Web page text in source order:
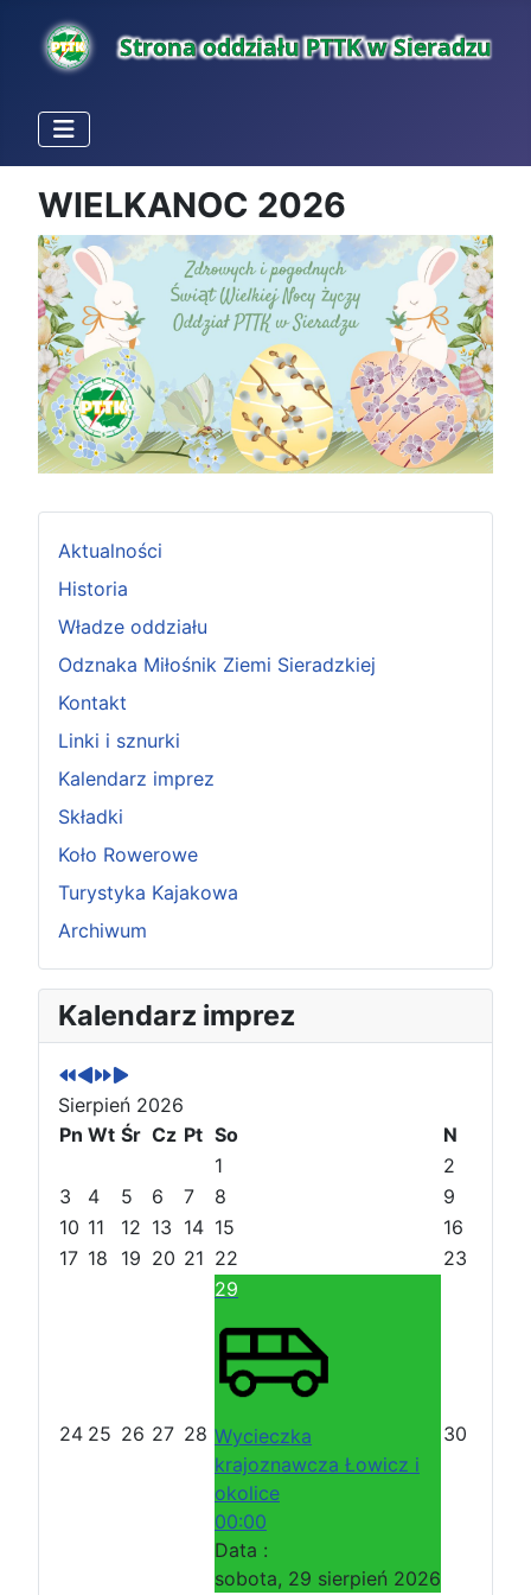
Aktualności
Historia
Władze oddziału
Odznaka Miłośnik Ziemi Sieradzkiej
Kontakt
Linki i sznurki
Kalendarz imprez
Składki
Koło Rowerowe
Turystyka Kajakowa
Archiwum
Kalendarz imprez
P
o
p
r
z
e
n
i
r
P
o
p
r
z
e
i
m
N
a
s
t
ę
p
y
r
o
N
a
s
t
ę
p
y
m
Sierpień 2026
Pn Wt Śr Cz Pt So
N
1
2
3
4 5 6 7 8
9
10 11 12 13 14 15
16
17 18 19 20 21 22 23
24 25 26 27 28
29
Wycieczka
krajoznawcza Łowicz i
okolice
00:00
Data :
sobota, 29 sierpień 2026
30
WIELKANOC 2026